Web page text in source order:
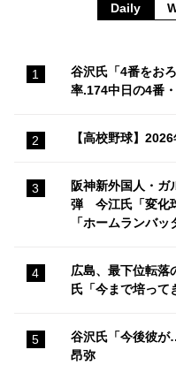
Daily
谷沢氏「4番をお
率.174中日の4番
【高校野球】
阪神新外国人・ガ
弾 今江氏「変化
「ホームランバッ
広島、最下位転
氏「今まで培って
谷沢氏「今後彼が
昂弥